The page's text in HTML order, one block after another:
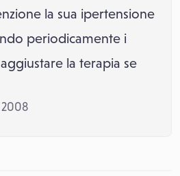
la sua ipertensione
periodicamente i
la terapia se
2008